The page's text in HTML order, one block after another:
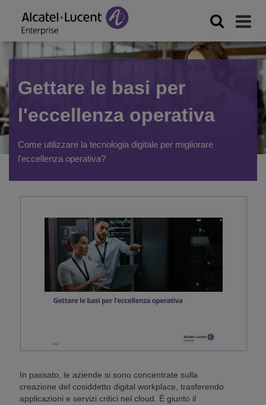
Gettare le basi per
l'eccellenza operativa
Come utilizzare la tecnologia digitale per migliorare
l'eccellenza operativa?
In passato, le aziende si sono concentrate sulla
creazione del cosiddetto digital workplace, trasferendo
applicazioni e servizi critici nel cloud. È giunto il